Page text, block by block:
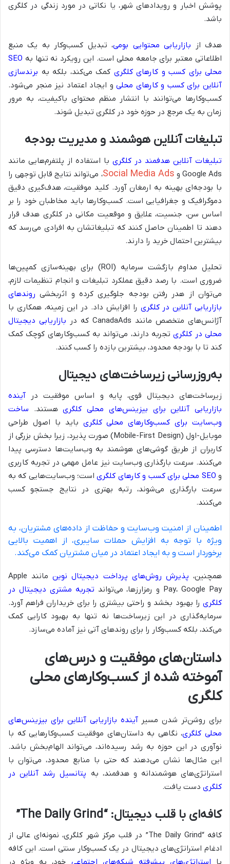
پوشش اخبار و رویدادهای شهر، یا نکاتی در مورد زندگی در کلگری
باشد.
هدف از بازاریابی محتوایی بومی، تبدیل کسب‌وکار به یک منبع
اطلاعاتی معتبر برای جامعه محلی است. این رویکرد نه تنها به SEO
محلی برای کسب و کارهای کلگری کمک می‌کند، بلکه به برندسازی
آنلاین برای کسب و کارهای محلیو ایجاد اعتماد نیز منجر می‌شود.
کسب‌وکارها می‌توانند با انتشار منظم محتوای باکیفیت، به مرور
زمان به یک مرجع در حوزه خود در کلگری تبدیل شوند.
تبلیغات آنلاین هوشمند و مدیریت بودجه
تبلیغات آنلاین هدفمند در کلگری با استفاده از پلتفرم‌هایی مانند
Google Ads و
Social Media Ads، می‌تواند نتایج قابل توجهی را
با بودجه‌ای بهینه به ارمغان آورد. کلید موفقیت، هدف‌گیری دقیق
دموگرافیک و جغرافیایی است. کسب‌وکارها باید مخاطبان خود را بر
اساس سن، جنسیت، علایق و موقعیت مکانی در کلگری هدف قرار
دهند تا اطمینان حاصل کنند که تبلیغاتشان به افرادی می‌رسد که
بیشترین احتمال خرید را دارند.
تحلیل مداوم بازگشت سرمایه (ROI) برای بهینه‌سازی کمپین‌ها
ضروری است. با رصد دقیق عملکرد تبلیغات و انجام تنظیمات لازم،
می‌توان از هدر رفتن بودجه جلوگیری کرده و اثربخشی روندهای
بازاریابی آنلاین در کلگری را افزایش داد. در این زمینه، همکاری با
آژانس‌های متخصص مانند CanadaAds که در
بازاریابی دیجیتال
محلی در کلگریتجربه دارند، می‌تواند به کسب‌وکارهای کوچک کمک
کند تا با بودجه محدود، بیشترین بازده را کسب کنند.
به‌روزرسانی زیرساخت‌های دیجیتال
زیرساخت‌های دیجیتال قوی، پایه و اساس موفقیت در آینده
بازاریابی آنلاین برای بیزینس‌های محلی کلگریهستند. ساخت
وب‌سایت برای کسب‌وکارهای محلی کلگری باید با اصول طراحی
موبایل-اول (Mobile-First Design) صورت پذیرد، زیرا بخش بزرگی از
کاربران از طریق گوشی‌های هوشمند به وب‌سایت‌ها دسترسی پیدا
می‌کنند. سرعت بارگذاری وب‌سایت نیز عامل مهمی در تجربه کاربری
و SEO محلی برای کسب و کارهای کلگری
است؛ وب‌سایت‌هایی که به
سرعت بارگذاری می‌شوند، رتبه بهتری در نتایج جستجو کسب
می‌کنند.
اطمینان از امنیت وب‌سایت و حفاظت از داده‌های مشتریان، به
ویژه با توجه به افزایش حملات سایبری، از اهمیت بالایی
برخوردار است و به ایجاد اعتماد در میان مشتریان کمک می‌کند.
همچنین، پذیرش روش‌های پرداخت دیجیتال نوین
مانند Apple
Pay، Google Pay و رمزارزها، می‌تواند
تجربه مشتری دیجیتال در
کلگری را بهبود بخشد و راحتی بیشتری را برای خریداران فراهم آورد.
سرمایه‌گذاری در این زیرساخت‌ها نه تنها به بهبود کارایی کمک
می‌کند، بلکه کسب‌وکار را برای روندهای آتی نیز آماده می‌سازد.
داستان‌های موفقیت و درس‌های
آموخته شده از کسب‌وکارهای محلی
کلگری
برای روشن‌تر شدن مسیرآینده بازاریابی آنلاین برای بیزینس‌های
محلی کلگری، نگاهی به داستان‌های موفقیت کسب‌وکارهایی که با
نوآوری در این حوزه به رشد رسیده‌اند، می‌تواند الهام‌بخش باشد.
این مثال‌ها نشان می‌دهند که حتی با منابع محدود، می‌توان با
استراتژی‌های هوشمندانه و هدفمند، به پتانسیل رشد آنلاین در
کلگری دست یافت.
کافه‌ای با قلب دیجیتال: “The Daily Grind”
کافه “The Daily Grind” در قلب مرکز شهر کلگری، نمونه‌ای عالی از
ادغام استراتژی‌های دیجیتال در یک کسب‌وکار سنتی است. این کافه